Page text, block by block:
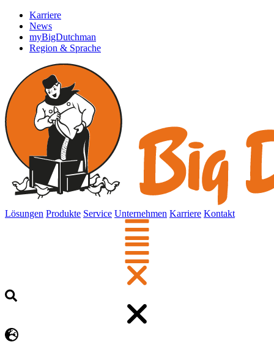
Karriere
News
myBigDutchman
Region & Sprache
Lösungen Produkte Service Unternehmen Karriere Kontakt